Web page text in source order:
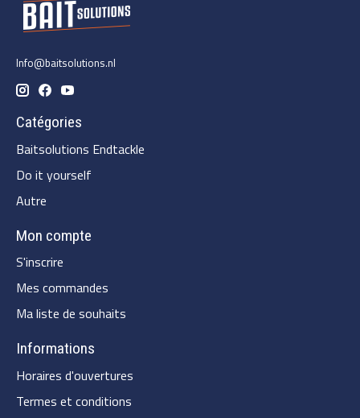
Info@baitsolutions.nl
Catégories
Baitsolutions Endtackle
Do it yourself
Autre
Mon compte
S'inscrire
Mes commandes
Ma liste de souhaits
Informations
Horaires d'ouvertures
Termes et conditions